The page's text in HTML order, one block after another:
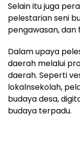
Selain itu juga
pelestarian seni
pengawasan, dan
Dalam upaya
daerah melalui
daerah. Seperti
lokalnsekolah,
budaya desa,
budaya terpadu.